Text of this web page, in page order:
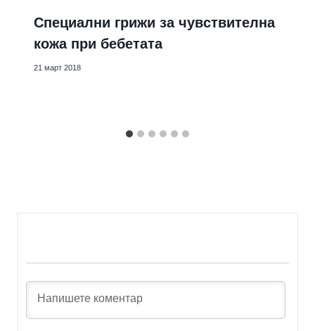
Специални грижи за чувствителна
кожа при бебетата
21 март 2018